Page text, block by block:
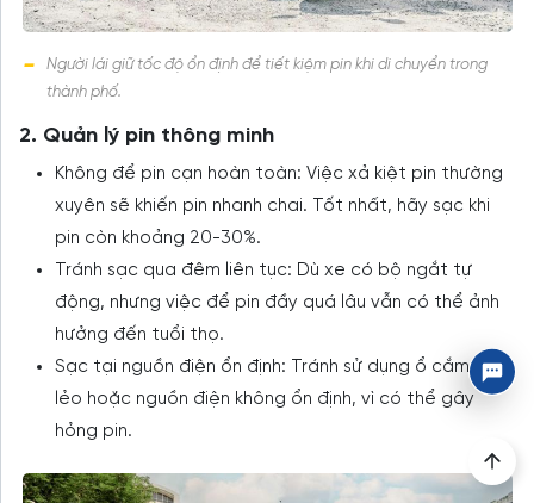
Người lái giữ tốc độ ổn định để tiết kiệm pin khi di chuyển trong
thành phố.
2. Quản lý pin thông minh
Không để pin cạn hoàn toàn: Việc xả kiệt pin thường
xuyên sẽ khiến pin nhanh chai. Tốt nhất, hãy sạc khi
pin còn khoảng 20-30%.
Tránh sạc qua đêm liên tục: Dù xe có bộ ngắt tự
động, nhưng việc để pin đầy quá lâu vẫn có thể ảnh
hưởng đến tuổi thọ.
Sạc tại nguồn điện ổn định: Tránh sử dụng ổ cắm lỏng
lẻo hoặc nguồn điện không ổn định, vì có thể gây
hỏng pin.